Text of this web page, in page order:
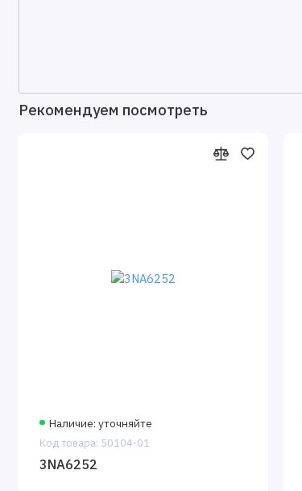
Рекомендуем посмотреть
Наличие: уточняйте
Код товара: 50104-01
3NA6252